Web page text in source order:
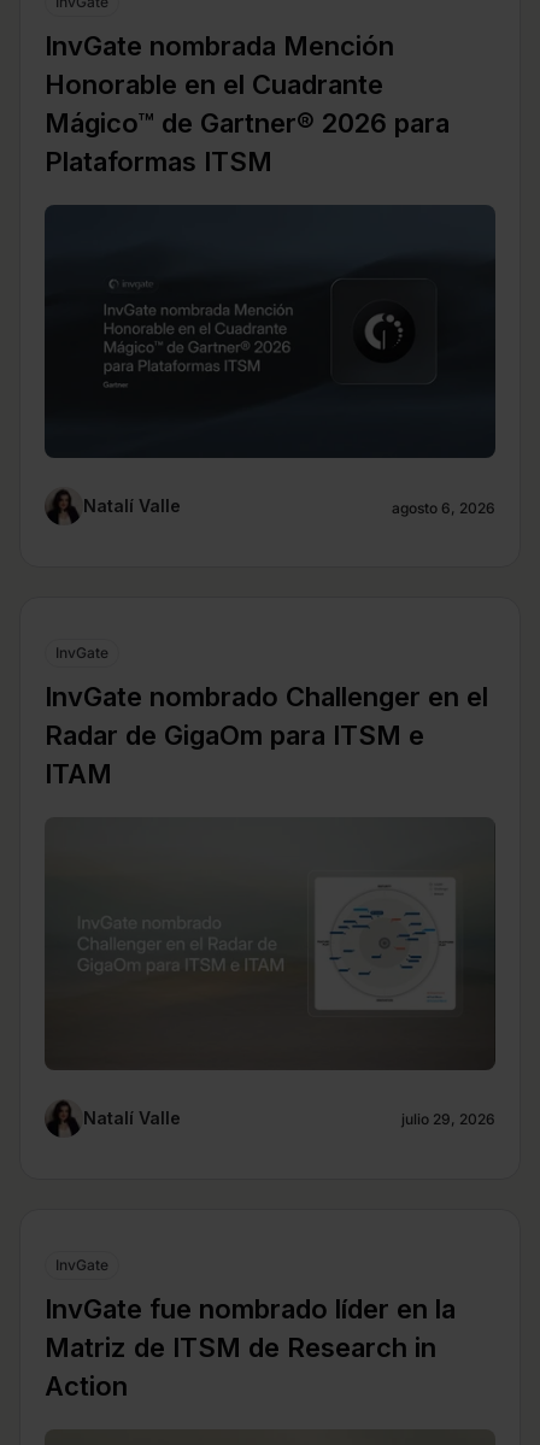
InvGate nombrada Mención
Honorable en el Cuadrante
Mágico™ de Gartner® 2026 para
Plataformas ITSM
Natalí Valle agosto 6, 2026
InvGate
InvGate nombrado Challenger en el
Radar de GigaOm para ITSM e
ITAM
Natalí Valle julio 29, 2026
InvGate
InvGate fue nombrado líder en la
Matriz de ITSM de Research in
Action